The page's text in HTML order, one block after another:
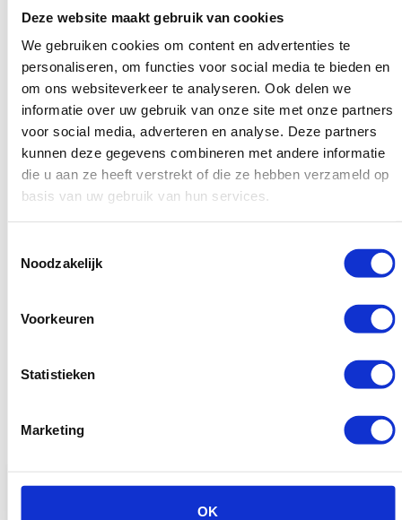
Deze website maakt gebruik van cookies
We gebruiken cookies om content en advertenties te
personaliseren, om functies voor social media te bieden en
om ons websiteverkeer te analyseren. Ook delen we
informatie over uw gebruik van onze site met onze partners
voor social media, adverteren en analyse. Deze partners
kunnen deze gegevens combineren met andere informatie
die u aan ze heeft verstrekt of die ze hebben verzameld op
basis van uw gebruik van hun services.
Noodzakelijk
Voorkeuren
Statistieken
Marketing
OK
Gebruik beschrijvende anker teksten die duidelijk maken
waar de link naartoe leidt.
Probeer zoveel mogelijk links op een natuurlijke manier in
het artikel te verwerken, maar zorg dat het natuurlijk blijft
ogen en voorkom niet relevant geplaatste links.
3. Koop een linkbuilding pakket
rankings. Naast het aantal backlinks is trouwens ook de
kwaliteit van belang. Om je website een boost te geven kun je
een linkbuilding pakket kopen. Kies altijd voor een linkbuilding